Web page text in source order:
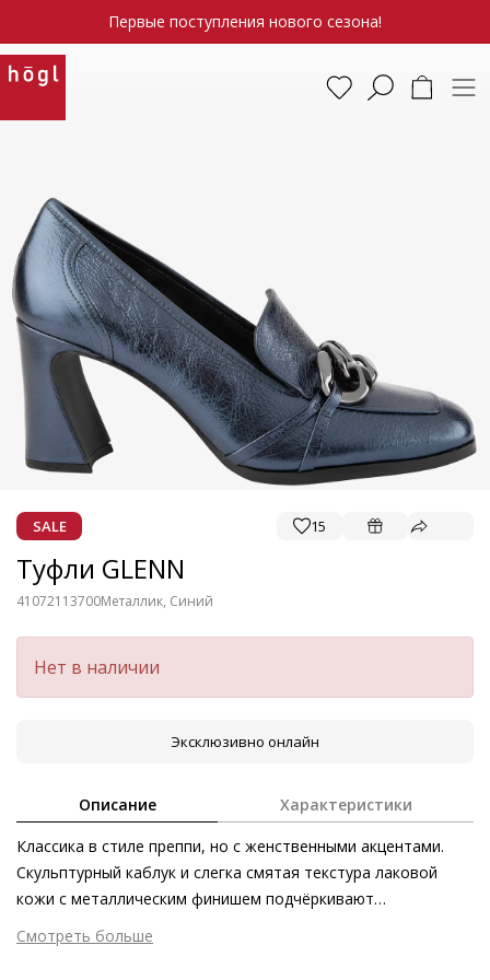
Первые поступления нового сезона!
SALE 15
Туфли GLENN
41072113700Металлик, Синий
Нет в наличии
Эксклюзивно онлайн
Описание Характеристики
Классика в стиле преппи, но с женственными акцентами.
Скульптурный каблук и слегка смятая текстура лаковой
кожи с металлическим финишем подчёркивают
уникальность силуэта, а роскошная золотистая цепь в
качестве декоративного элемента акцентирует внимание
Смотреть больше